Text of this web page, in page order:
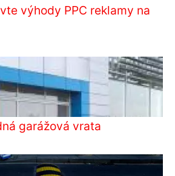
výhody PPC reklamy na
garážová vrata